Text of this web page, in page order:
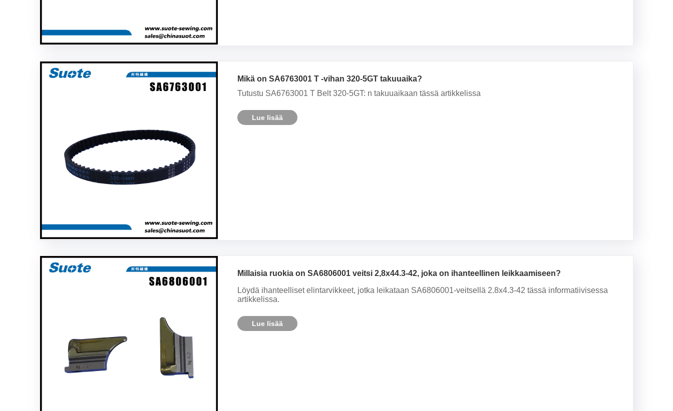
Mikä on SA6763001 T -vihan 320-5GT takuuaika?
Tutustu SA6763001 T Belt 320-5GT: n takuuaikaan tässä artikkelissa
Lue lisää
Millaisia ​​ruokia on SA6806001 veitsi 2,8x44.3-42, joka on ihanteellinen leikkaamiseen?
Löydä ihanteelliset elintarvikkeet, jotka leikataan SA6806001-veitsellä 2.8x4.3-42 tässä informatiivisessa
artikkelissa.
Lue lisää